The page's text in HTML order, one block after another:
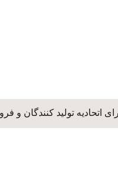
اتحادیه تولید